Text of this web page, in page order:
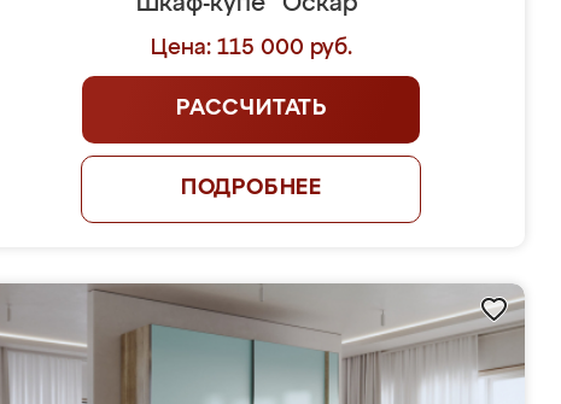
Цена: 115 000 руб.
РАССЧИТАТЬ
ПОДРОБНЕЕ